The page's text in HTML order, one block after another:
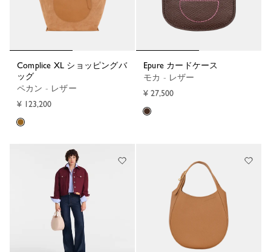
Complice XL ショッピングバ
ッグ
ペカン - レザー
¥ 123,200
Epure カードケース
モカ - レザー
¥ 27,500